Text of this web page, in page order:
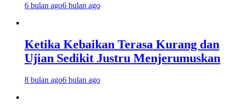
6 bulan ago6 bulan ago
Ketika Kebaikan Terasa Kurang dan
Ujian Sedikit Justru Menjerumuskan
8 bulan ago6 bulan ago